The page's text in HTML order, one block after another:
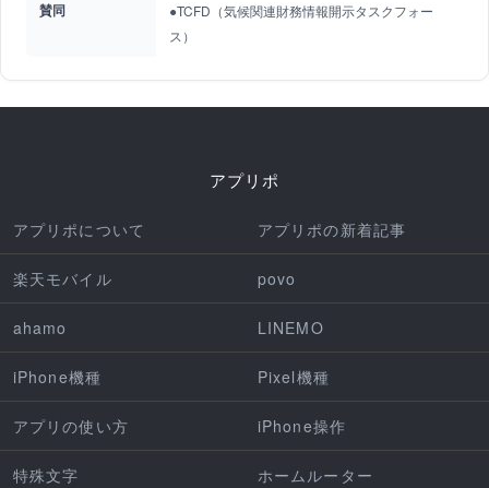
賛同
●TCFD（気候関連財務情報開示タスクフォー
ス）
アプリポ
アプリポについて アプリポの新着記事
楽天モバイル povo
ahamo LINEMO
iPhone機種 Pixel機種
アプリの使い方 iPhone操作
特殊文字 ホームルーター